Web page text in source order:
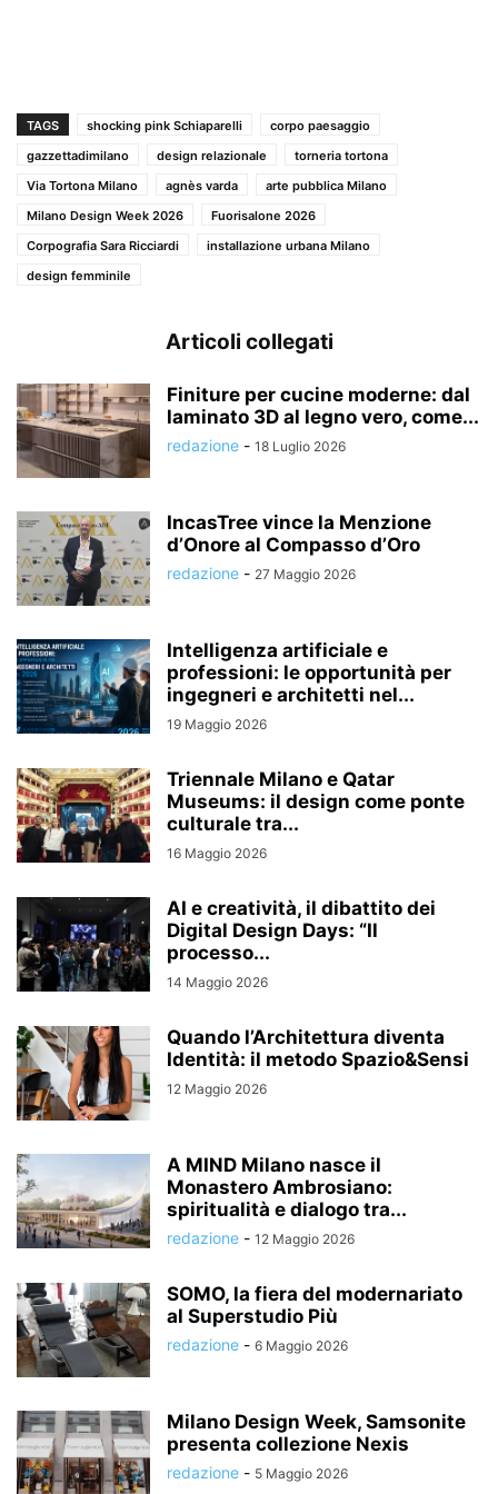
TAGS shocking pink Schiaparelli
corpo paesaggio
gazzettadimilano
design relazionale
torneria tortona
Via Tortona Milano
agnès varda
arte pubblica Milano
Milano Design Week 2026
Fuorisalone 2026
Corpografia Sara Ricciardi
installazione urbana Milano
design femminile
Articoli collegati
Finiture per cucine moderne: dal
laminato 3D al legno vero, come...
redazione - 18 Luglio 2026
IncasTree vince la Menzione
d’Onore al Compasso d’Oro
redazione - 27 Maggio 2026
Intelligenza artificiale e
professioni: le opportunità per
ingegneri e architetti nel...
19 Maggio 2026
Triennale Milano e Qatar
Museums: il design come ponte
culturale tra...
16 Maggio 2026
AI e creatività, il dibattito dei
Digital Design Days: “Il
processo...
14 Maggio 2026
Quando l’Architettura diventa
Identità: il metodo Spazio&Sensi
12 Maggio 2026
A MIND Milano nasce il
Monastero Ambrosiano:
spiritualità e dialogo tra...
redazione - 12 Maggio 2026
SOMO, la fiera del modernariato
al Superstudio Più
redazione - 6 Maggio 2026
Milano Design Week, Samsonite
presenta collezione Nexis
redazione - 5 Maggio 2026